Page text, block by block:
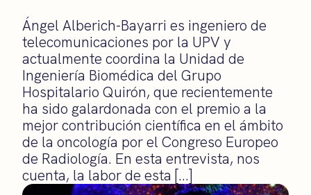
Contacto
Ángel Alberich-Bayarri es ingeniero de
telecomunicaciones por la UPV y
actualmente coordina la Unidad de
Ingeniería Biomédica del Grupo
Hospitalario Quirón, que recientemente
ha sido galardonada con el premio a la
mejor contribución científica en el ámbito
de la oncología por el Congreso Europeo
de Radiología. En esta entrevista, nos
cuenta, la labor de esta […]